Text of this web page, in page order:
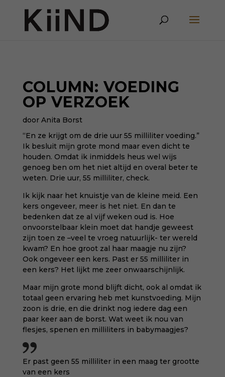
COLUMN: VOEDING
OP VERZOEK
door Anita Borst
“En ze krijgt om de drie uur 55 milliliter voeding.”
Ik besluit mijn grote mond maar even dicht te
houden. Omdat ik inmiddels heus wel wijs
genoeg ben om het niet altijd en overal beter te
weten. Drie uur, 55 milliliter, check.
Ik kijk naar het knuistje van de kleine meid. Een
kers ongeveer, meer is het niet. En dan te
bedenken dat ze al vijf weken oud is. Hoe
onvoorstelbaar klein moet dat handje geweest
zijn toen ze –veel te vroeg natuurlijk- ter wereld
kwam? En hoe groot zal haar maagje nu zijn?
Ook ongeveer een kers. Past er 55 milliliter in
een kers? Het lijkt me zeer onwaarschijnlijk.
Maar mijn grote mond blijft dicht, ook al omdat ik
totaal geen ervaring heb met kunstvoeding. Mijn
zoon is drie, en die drinkt nog iedere dag een
paar keer aan de borst. Wat weet ik nou van
flesjes, spenen en milliliters in babymaagjes?
Er past geen 55 milliliter in een maag ter grootte
van een kers